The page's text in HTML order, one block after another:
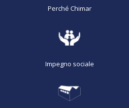
Perché Chimar
Impegno sociale